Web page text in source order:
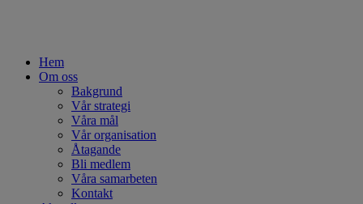
Hem
Om oss
Bakgrund
Vår strategi
Våra mål
Vår organisation
Åtagande
Bli medlem
Våra samarbeten
Kontakt